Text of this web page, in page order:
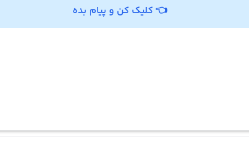
👈 کلیک کن و پیام بده